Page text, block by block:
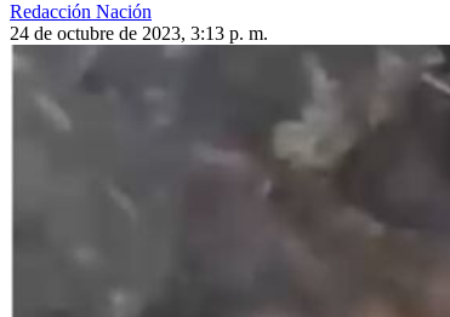
Redacción Nación
24 de octubre de 2023, 3:13 p. m.